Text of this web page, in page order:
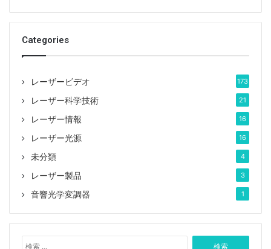
Categories
レーザービデオ 173
レーザー科学技術 21
レーザー情報 16
レーザー光源 16
未分類 4
レーザー製品 3
音響光学変調器 1